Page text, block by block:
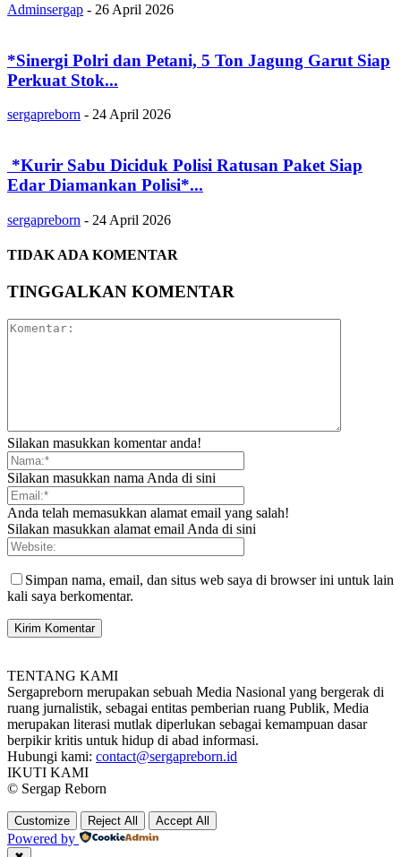
Adminsergap - 26 April 2026
‎*Sinergi Polri dan Petani, 5 Ton Jagung Garut Siap
Perkuat Stok...
sergapreborn - 24 April 2026
‎ ‎*Kurir Sabu Diciduk Polisi Ratusan Paket Siap
Edar Diamankan Polisi*...
sergapreborn - 24 April 2026
TIDAK ADA KOMENTAR
TINGGALKAN KOMENTAR
Silakan masukkan komentar anda!
Silakan masukkan nama Anda di sini
Anda telah memasukkan alamat email yang salah!
Silakan masukkan alamat email Anda di sini
Simpan nama, email, dan situs web saya di browser ini untuk lain
kali saya berkomentar.
TENTANG KAMI
Sergapreborn merupakan sebuah Media Nasional yang bergerak di
ruang jurnalistik, sebagai entitas pemberian ruang Publik, Media
merupakan literasi mutlak diperlukan sebagai kemampuan dasar
berpikir kritis untuk hidup di abad informasi.
Hubungi kami: contact@sergapreborn.id
IKUTI KAMI
© Sergap Reborn
Customize Reject All Accept All
Powered by